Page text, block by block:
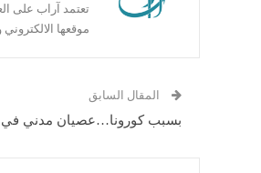
تعتمد آراب على
موقعها الالكتروني
المقال السابق
بسبب كورونا…عصيان مدني في